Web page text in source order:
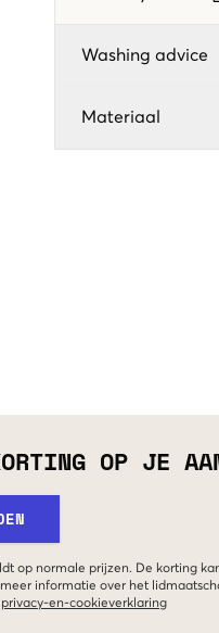
Washing advice
Materiaal
OP JE
op normale prijzen. De korting
informatie over het
privacy-en-cookieverklaring